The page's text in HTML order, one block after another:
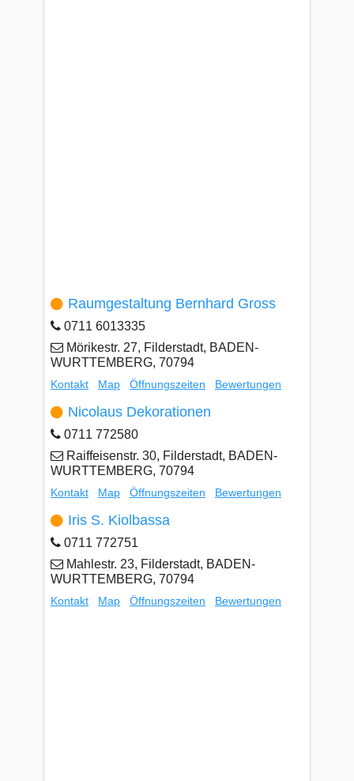
Raumgestaltung Bernhard Gross
0711 6013335
Mörikestr. 27, Filderstadt, BADEN-
WURTTEMBERG, 70794
Kontakt Map Öffnungszeiten Bewertungen
Nicolaus Dekorationen
0711 772580
Raiffeisenstr. 30, Filderstadt, BADEN-
WURTTEMBERG, 70794
Kontakt Map Öffnungszeiten Bewertungen
Iris S. Kiolbassa
0711 772751
Mahlestr. 23, Filderstadt, BADEN-
WURTTEMBERG, 70794
Kontakt Map Öffnungszeiten Bewertungen